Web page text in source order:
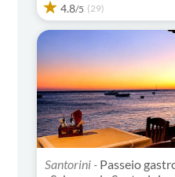
4.8/5 (29)
Santorini - Passeio